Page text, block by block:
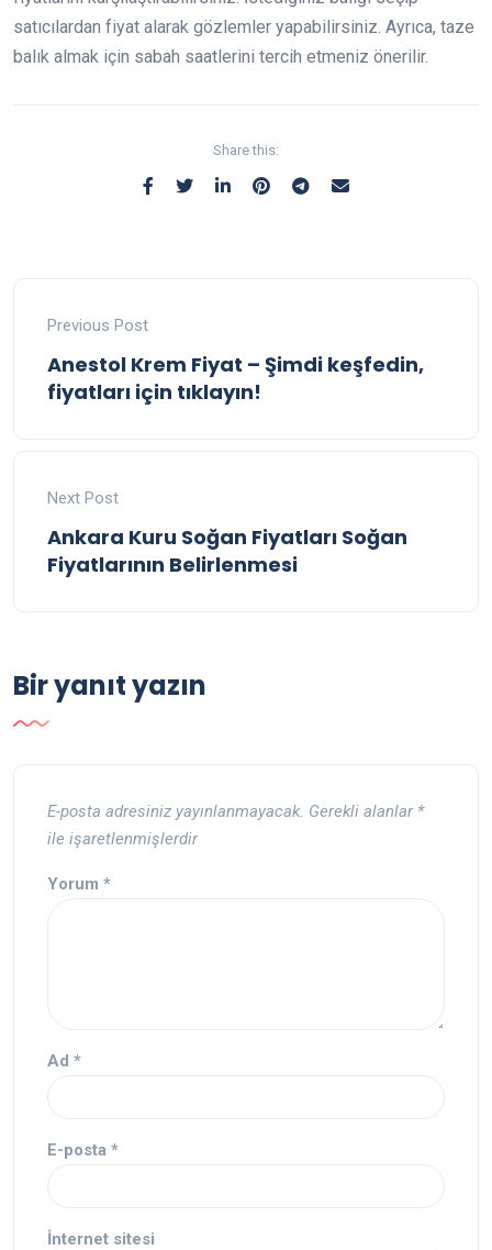
satıcılardan fiyat alarak gözlemler yapabilirsiniz. Ayrıca, taze
balık almak için sabah saatlerini tercih etmeniz önerilir.
Share this:
Previous Post
Anestol Krem Fiyat – Şimdi keşfedin,
fiyatları için tıklayın!
Next Post
Ankara Kuru Soğan Fiyatları Soğan
Fiyatlarının Belirlenmesi
Bir yanıt yazın
E-posta adresiniz yayınlanmayacak. Gerekli alanlar *
ile işaretlenmişlerdir
Yorum *
Ad *
E-posta *
İnternet sitesi